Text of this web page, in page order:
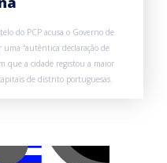
do PCP acusa o Governo de
“autêntica declaração de
que a cidade registou a maior
de distrito portuguesas.